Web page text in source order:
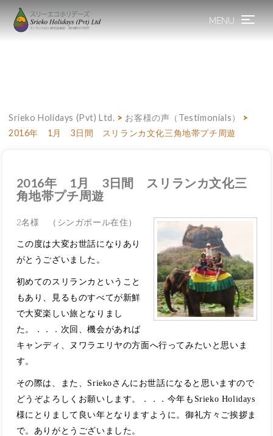
MENU Toggle
Srieko Holidays (Pvt) Ltd. > お客様の声（Testimonials）
>
2016年 1月 3日間 スリランカ文化三角地帯プチ周遊
2016年 1月 3日間 スリランカ文化三
角地帯プチ周遊
2名様 （シンガポール在住）
この度は大変お世話になりあり
がとうございました。
初めてのスリランカということ
もあり、見るものすべてが新鮮
で大変楽しい旅となりまし
た。．．． 次回、機会があれば
キャンディ、ヌワラエリヤの方面へ行ってみたいと思いま
す。
その際は、また、Sriekoさんにお世話になると思いますので
どうぞよろしくお願いします。．．． 今年もSrieko Holidays
様にとりまして良い年となりますように。 御礼方々ご挨拶ま
で。 ありがとうございました。